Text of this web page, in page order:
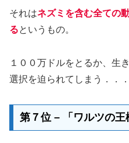
それはネズミを含む全ての
るというもの。
１００万ドルをとるか、生
選択を迫られてしまう．．．
第７位 – 「ワルツの